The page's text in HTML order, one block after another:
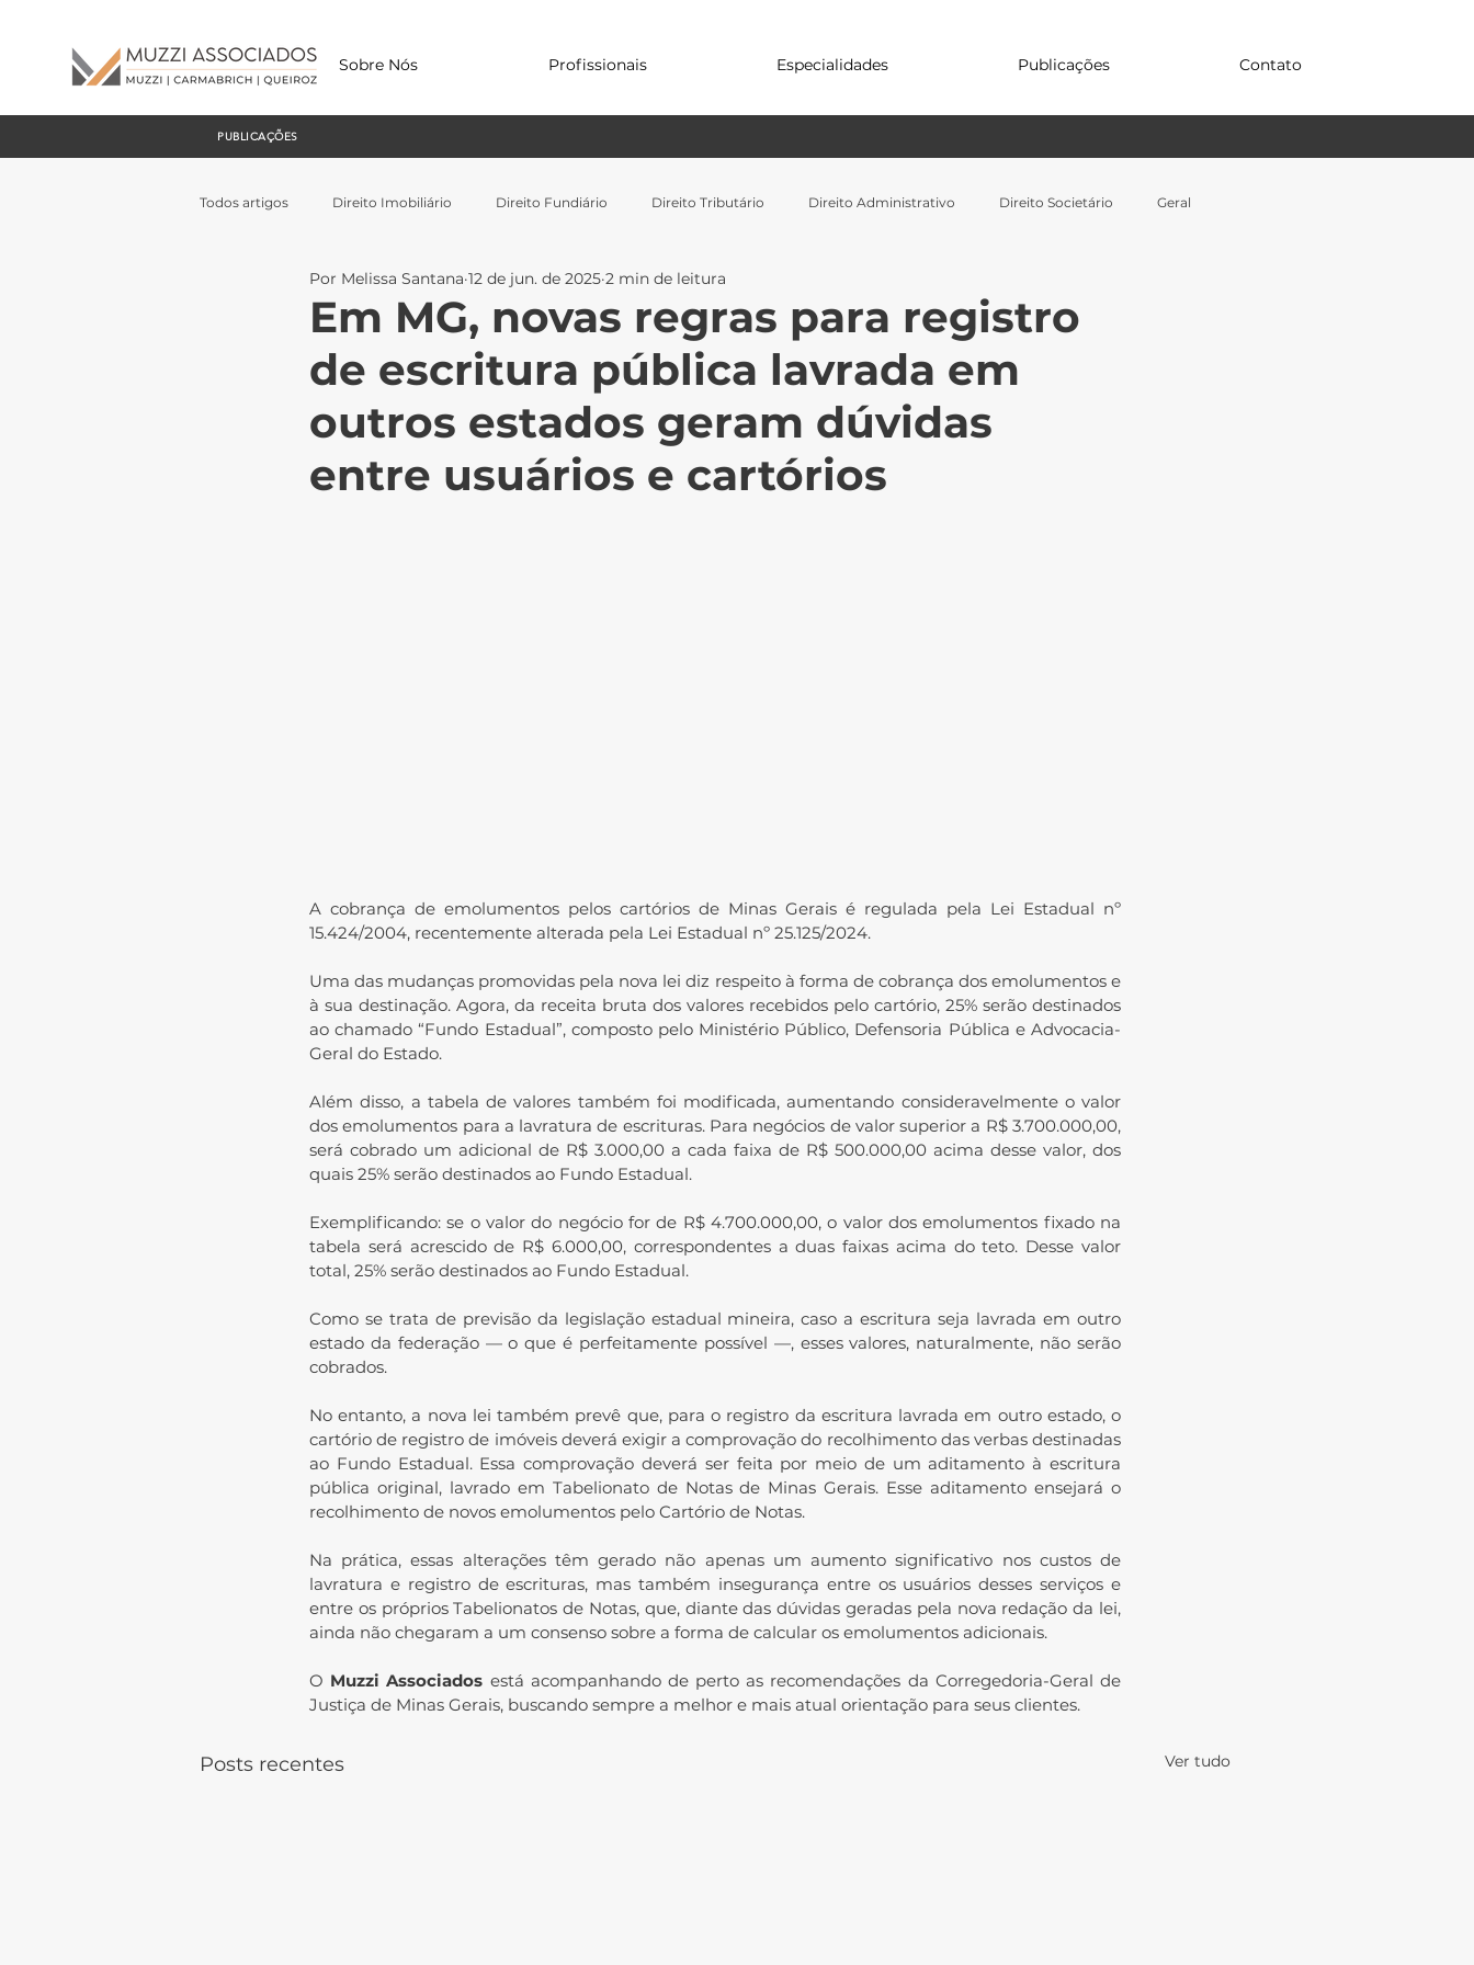
Sobre Nós Profissionais Especialidades Publicações Contato
PUBLICAÇÕES
Todos artigos Direito Imobiliário Direito Fundiário Direito Tributário Direito Administrativo Direito Societário Geral
Em MG, novas regras para registro
de escritura pública lavrada em
outros estados geram dúvidas
entre usuários e cartórios
Por Melissa Santana 12 de jun. de 2025 2 min de leitura
A cobrança de emolumentos pelos cartórios de Minas Gerais é regulada pela Lei Estadual nº
15.424/2004, recentemente alterada pela Lei Estadual nº 25.125/2024.
Uma das mudanças promovidas pela nova lei diz respeito à forma de cobrança dos emolumentos e
à sua destinação. Agora, da receita bruta dos valores recebidos pelo cartório, 25% serão destinados
ao chamado “Fundo Estadual”, composto pelo Ministério Público, Defensoria Pública e Advocacia-
Geral do Estado.
Além disso, a tabela de valores também foi modificada, aumentando consideravelmente o valor
dos emolumentos para a lavratura de escrituras. Para negócios de valor superior a R$ 3.700.000,00,
será cobrado um adicional de R$ 3.000,00 a cada faixa de R$ 500.000,00 acima desse valor, dos
quais 25% serão destinados ao Fundo Estadual.
Exemplificando: se o valor do negócio for de R$ 4.700.000,00, o valor dos emolumentos fixado na
tabela será acrescido de R$ 6.000,00, correspondentes a duas faixas acima do teto. Desse valor
total, 25% serão destinados ao Fundo Estadual.
Como se trata de previsão da legislação estadual mineira, caso a escritura seja lavrada em outro
estado da federação — o que é perfeitamente possível —, esses valores, naturalmente, não serão
cobrados.
No entanto, a nova lei também prevê que, para o registro da escritura lavrada em outro estado, o
cartório de registro de imóveis deverá exigir a comprovação do recolhimento das verbas destinadas
ao Fundo Estadual. Essa comprovação deverá ser feita por meio de um aditamento à escritura
pública original, lavrado em Tabelionato de Notas de Minas Gerais. Esse aditamento ensejará o
recolhimento de novos emolumentos pelo Cartório de Notas.
Na prática, essas alterações têm gerado não apenas um aumento significativo nos custos de
lavratura e registro de escrituras, mas também insegurança entre os usuários desses serviços e
entre os próprios Tabelionatos de Notas, que, diante das dúvidas geradas pela nova redação da lei,
ainda não chegaram a um consenso sobre a forma de calcular os emolumentos adicionais.
O Muzzi Associados está acompanhando de perto as recomendações da Corregedoria-Geral de
Justiça de Minas Gerais, buscando sempre a melhor e mais atual orientação para seus clientes.
Posts recentes Ver tudo